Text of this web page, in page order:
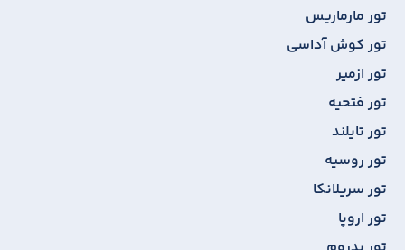
تور مارماریس
تور کوش آداسی
تور ازمیر
تور فتحیه
تور تایلند
تور روسیه
تور سریلانکا
تور اروپا